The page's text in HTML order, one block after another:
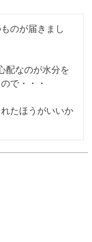
のが届きまし
配なのが水分を
で・・・
たほうがいいか